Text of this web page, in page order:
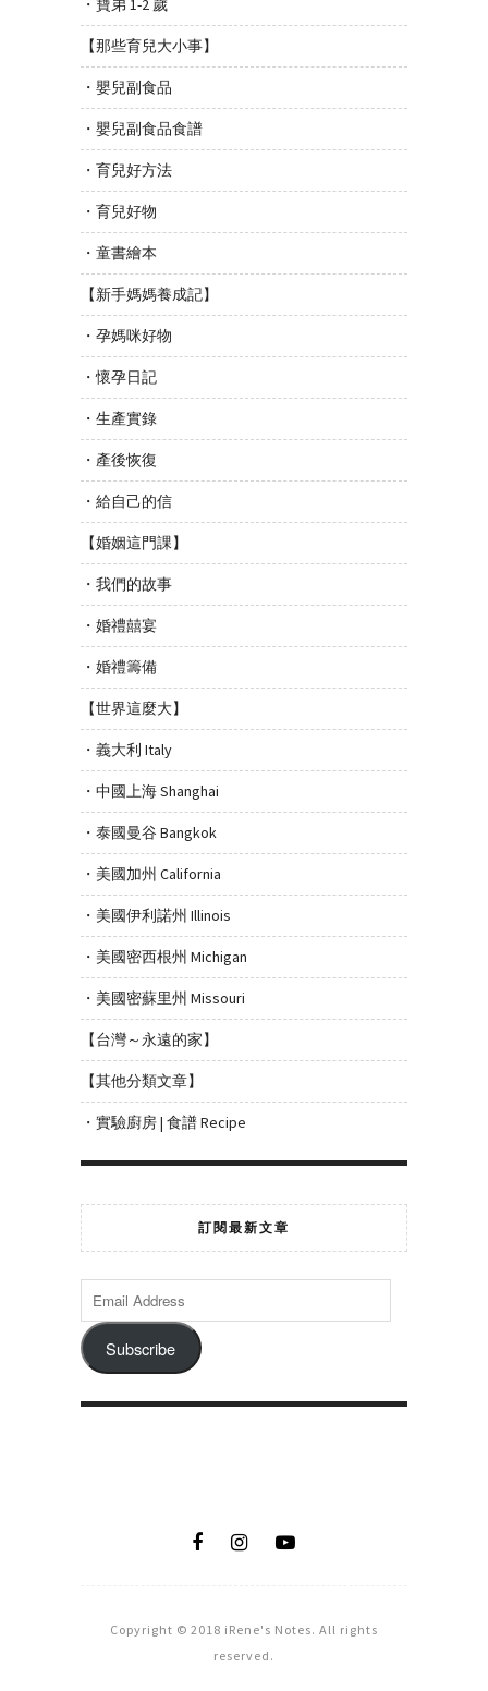
・寶弟 1-2 歲
【那些育兒大小事】
・嬰兒副食品
・嬰兒副食品食譜
・育兒好方法
・育兒好物
・童書繪本
【新手媽媽養成記】
・孕媽咪好物
・懷孕日記
・生產實錄
・產後恢復
・給自己的信
【婚姻這門課】
・我們的故事
・婚禮囍宴
・婚禮籌備
【世界這麼大】
・義大利 Italy
・中國上海 Shanghai
・泰國曼谷 Bangkok
・美國加州 California
・美國伊利諾州 Illinois
・美國密西根州 Michigan
・美國密蘇里州 Missouri
【台灣～永遠的家】
【其他分類文章】
・實驗廚房 | 食譜 Recipe
訂閱最新文章
Subscribe
Copyright © 2018 iRene's Notes. All rights
reserved.